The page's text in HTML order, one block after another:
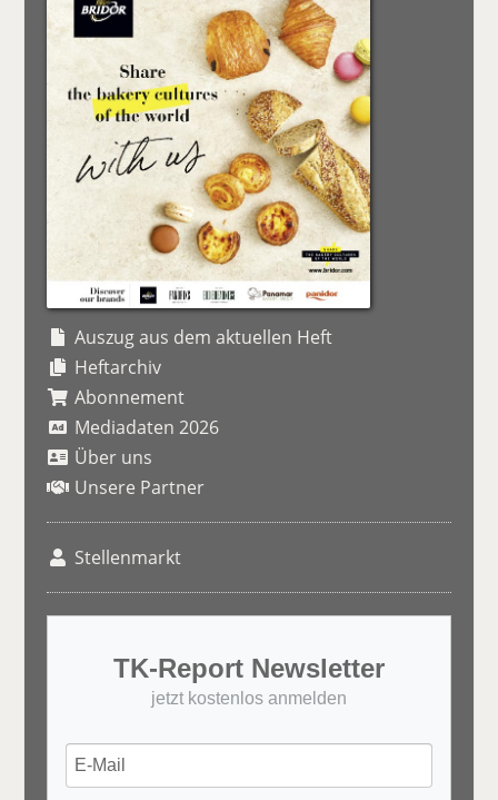
Auszug aus dem aktuellen Heft
Heftarchiv
Abonnement
Mediadaten 2026
Über uns
Unsere Partner
Stellenmarkt
TK-Report Newsletter
jetzt kostenlos anmelden